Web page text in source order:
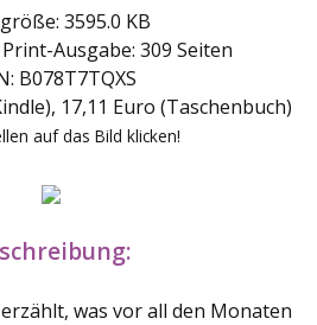
3595.0 KB
Ausgabe: 309 Seiten
B078T7TQXS
17,11 Euro (Taschenbuch)
auf das Bild klicken!
was vor all den Monaten